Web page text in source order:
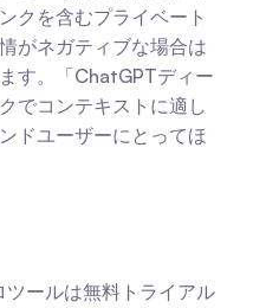
クを含むプライベート
がネガティブな場合は
す。「ChatGPTディー
でコンテキストに適し
ドユーザーにとってほ
ールは無料トライアル